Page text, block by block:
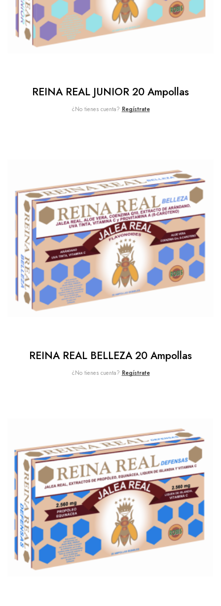
REINA REAL JUNIOR 20 Ampollas
¿No tienes cuenta? Regístrate
REINA REAL BELLEZA 20 Ampollas
¿No tienes cuenta? Regístrate